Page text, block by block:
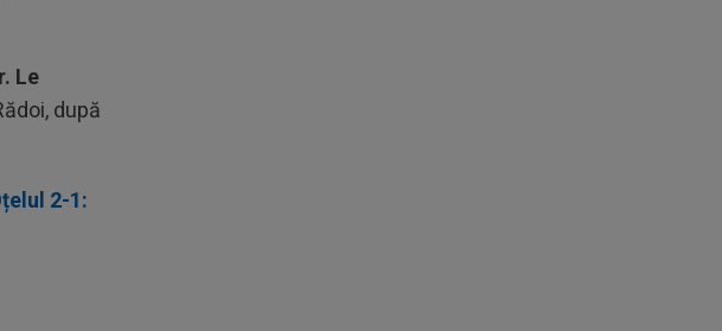
Le
după
2-1: